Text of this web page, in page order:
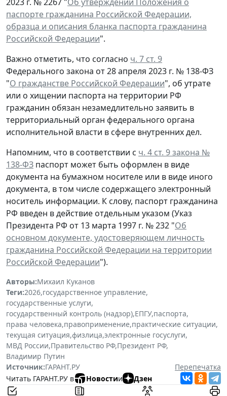
паспорте гражданина Российской Федерации,
образца и описания бланка паспорта гражданина
Российской Федерации".
Важно отметить, что согласно ч. 7 ст. 9
Федерального закона от 28 апреля 2023 г. № 138-ФЗ
"О гражданстве Российской Федерации", об утрате
или о хищении паспорта на территории РФ
гражданин обязан незамедлительно заявить в
территориальный орган федерального органа
исполнительной власти в сфере внутренних дел.
Напомним, что в соответствии с ч. 4 ст. 9 закона №
138-ФЗ паспорт может быть оформлен в виде
документа на бумажном носителе или в виде иного
документа, в том числе содержащего электронный
носитель информации. К слову, паспорт гражданина
РФ введен в действие отдельным указом (Указ
Президента РФ от 13 марта 1997 г. № 232 "Об
основном документе, удостоверяющем личность
гражданина Российской Федерации на территории
Российской Федерации").
Авторы:Михаил Куканов
Теги:2026,государственное управление,
государственные услуги,
государственный контроль (надзор),ЕПГУ,паспорта,
права человека,правоприменение,практические ситуации,
текущая ситуация,физлица,электронные госуслуги,
МВД России,Правительство РФ,Президент РФ,
Владимир Путин
Источник:ГАРАНТ.РУ
Перепечатка
Читать ГАРАНТ.РУ в
Новостии Дзен